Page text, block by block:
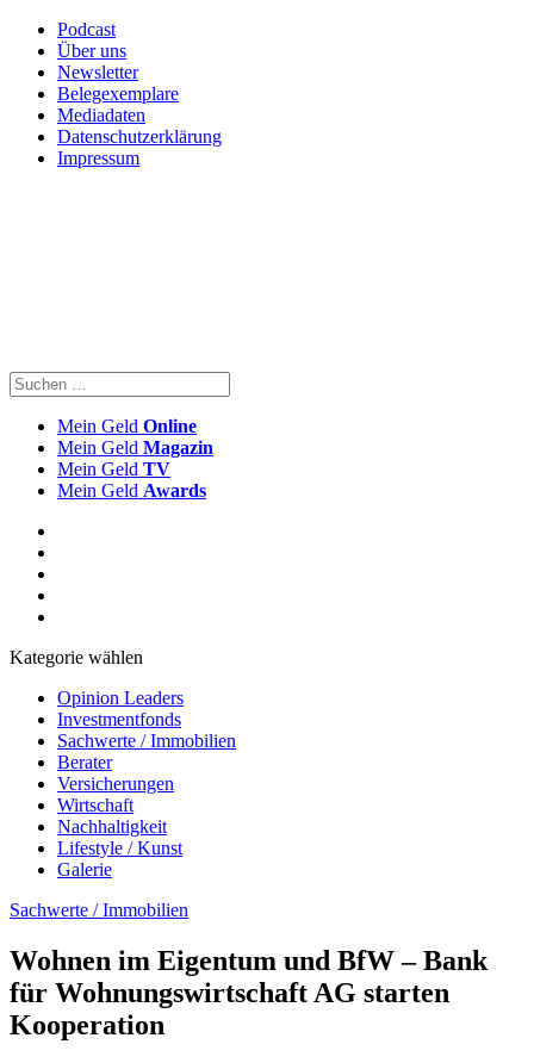
Podcast
Über uns
Newsletter
Belegexemplare
Mediadaten
Datenschutzerklärung
Impressum
Mein Geld Online
Mein Geld Magazin
Mein Geld TV
Mein Geld Awards
Kategorie wählen
Opinion Leaders
Investmentfonds
Sachwerte / Immobilien
Berater
Versicherungen
Wirtschaft
Nachhaltigkeit
Lifestyle / Kunst
Galerie
Sachwerte / Immobilien
Wohnen im Eigentum und BfW – Bank
für Wohnungswirtschaft AG starten
Kooperation